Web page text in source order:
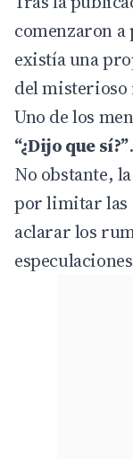
comenzaron
existía una
del
Uno de los
“¿Dijo que sí?”.
No obstante,
por limitar las
aclarar los